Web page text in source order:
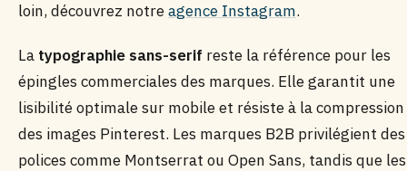
loin, découvrez notreagence Instagram.
La typographie sans-serif reste la référence pour les
épingles commerciales des marques. Elle garantit une
lisibilité optimale sur mobile et résiste à la compression
des images Pinterest. Les marques B2B privilégient des
polices comme Montserrat ou Open Sans, tandis que les